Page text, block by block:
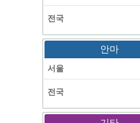
전국
안마
서울
전국